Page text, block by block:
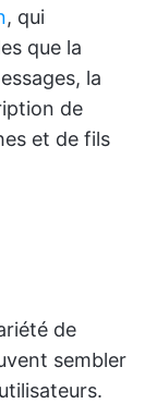
, qui
que la
la
de
et de fils
de
sembler